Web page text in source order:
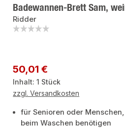
Badewannen-Brett Sam,
Ridder
Regulärer Preis:
50,01 €
Inhalt:1 Stück
zzgl. Versandkosten
für Senioren oder
beim Waschen benötigen